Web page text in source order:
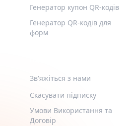
Генератор купон QR-кодів
Генератор QR-кодів для
форм
Зв'яжіться з нами
Скасувати підписку
Умови Використання та
Договір